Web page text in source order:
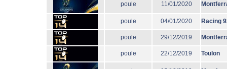
poule 11/01/2020
poule 04/01/2020 Racing
poule 29/12/2019
poule 22/12/2019 Toulon